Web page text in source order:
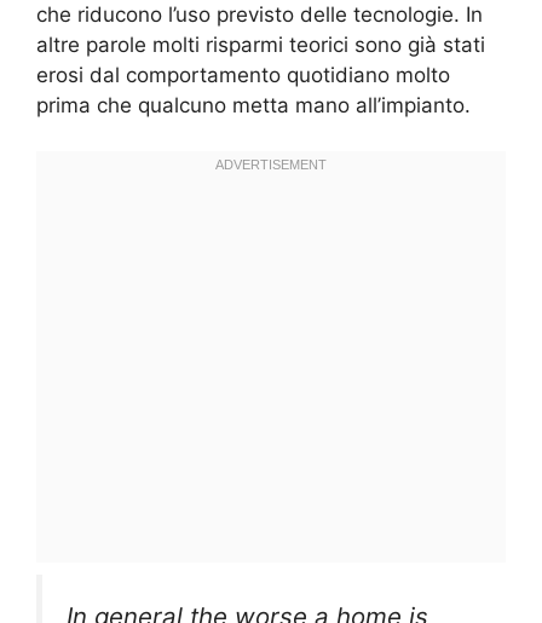
che riducono l’uso previsto delle tecnologie. In
altre parole molti risparmi teorici sono già stati
erosi dal comportamento quotidiano molto
prima che qualcuno metta mano all’impianto.
In general the worse a home is